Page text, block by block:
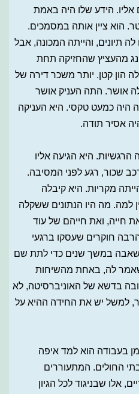
הידע שלו היה באמת
הוא ציין אותה במסמכים.
תיונים, והייתה המכונה, אבל
מהעציץ שהחזיקה תחת
הון קטן. יותר משכר דירה של
אושר. התה העניק אושר
היה כמעט טקסי. היא העניקה
אסיר תודה.
היא הגיעה אליו
שכור, רגע לפני המסיבה.
מקריות. היא קיבלה
למה. מה היו הנתונים ששקלה
חייה, ואת חייהם של עוד
חוקרים שעסקו ברגעי
במשך שנים כדי לתת שם
לה, באחת מהשיחות
בדשא של האוניברסיטה, לא
למשל יש את החידה ההיא על
בעבודה הוא למד איפה
החולים. המתעוררים
אלו שבניגוד לכל הגיון